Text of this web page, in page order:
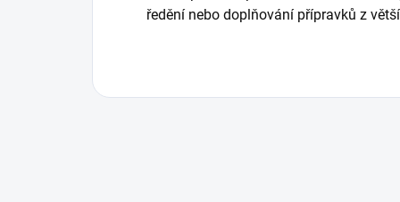
ředění nebo doplňování přípravků z